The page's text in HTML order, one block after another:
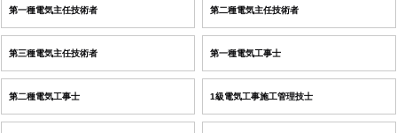
第一種電気主任技術者 第二種電気主任技術者
第三種電気主任技術者 第一種電気工事士
第二種電気工事士 1級電気工事施工管理技士